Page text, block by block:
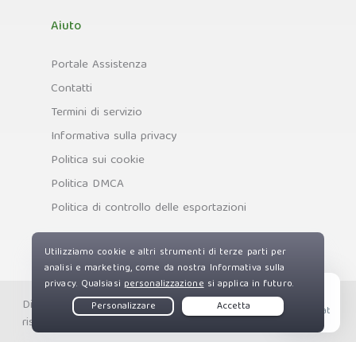
Aiuto
Portale Assistenza
Contatti
Termini di servizio
Informativa sulla privacy
Politica sui cookie
Politica DMCA
Politica di controllo delle esportazioni
Diritti d'autore © Private Internet Access, Inc. Tutti i diritti
riservati.
Live Chat